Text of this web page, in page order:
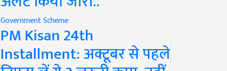
Government Scheme
PM Kisan 24th
Installment: अक्टूबर से पहले